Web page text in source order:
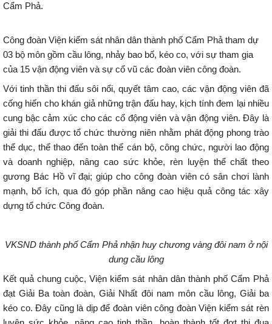
Cẩm Phả.
Công đoàn Viện kiểm sát nhân dân thành phố Cẩm Phả tham dự
03 bộ môn gồm cầu lông, nhảy bao bố, kéo co, với sự tham gia
của 15 vận động viên và sự cổ vũ các đoàn viên công đoàn.
Với tinh thần thi đấu sôi nổi, quyết tâm cao, các vận động viên đã
cống hiến cho khán giả những trận đấu hay, kịch tính đem lại nhiều
cung bậc cảm xúc cho các cổ động viên và vận động viên. Đây là
giải thi đấu được tổ chức thường niên nhằm phát động phong trào
thể dục, thể thao đến toàn thể cán bộ, công chức, người lao động
và doanh nghiệp, nâng cao sức khỏe, rèn luyện thể chất theo
gương Bác Hồ vĩ đại; giúp cho công đoàn viên có sân chơi lành
mạnh, bổ ích, qua đó góp phần nâng cao hiệu quả công tác xây
dựng tổ chức Công đoàn.
VKSND thành phố Cẩm Phả nhận huy chương vàng đôi nam ở nội
dung cầu lông
Kết quả chung cuộc, Viện kiểm sát nhân dân thành phố Cẩm Phả
đạt Giải Ba toàn đoàn, Giải Nhất đôi nam môn cầu lông, Giải ba
kéo co. Đây cũng là dịp để đoàn viên công đoàn Viện kiểm sát rèn